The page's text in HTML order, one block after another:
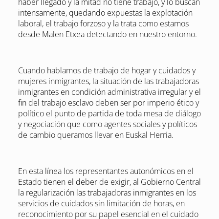
intensamente, quedando expuestas la explotación
laboral, el trabajo forzoso y la trata como estamos
desde Malen Etxea detectando en nuestro entorno.
Cuando hablamos de trabajo de hogar y cuidados y
mujeres inmigrantes, la situación de las trabajadoras
inmigrantes en condición administrativa irregular y el
fin del trabajo esclavo deben ser por imperio ético y
político el punto de partida de toda mesa de diálogo
y negociación que como agentes sociales y políticos
de cambio queramos llevar en Euskal Herria.
En esta línea los representantes autonómicos en el
Estado tienen el deber de exigir, al Gobierno Central
la regularización las trabajadoras inmigrantes en los
servicios de cuidados sin limitación de horas, en
reconocimiento por su papel esencial en el cuidado